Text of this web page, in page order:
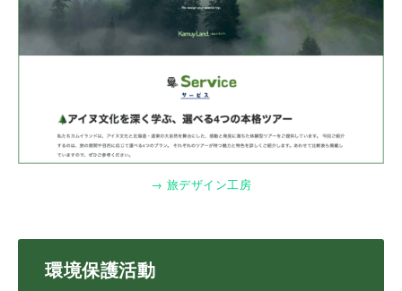
→ 旅デザイン工房
環境保護活動